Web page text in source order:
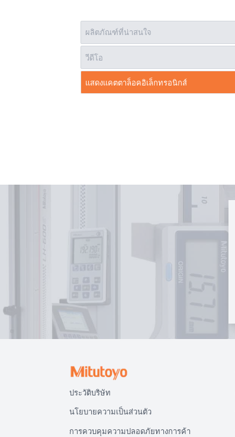
ผลิตภัณฑ์ที่น่าสนใจ
วีดีโอ
แสดงแคตตาล็อคอิเล็กทรอนิกส์
ประวัติบริษัท
นโยบายความเป็นส่วนตัว
การควบคุมความปลอดภัยทางการค้า